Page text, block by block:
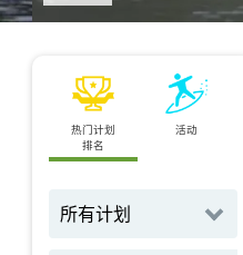
热门计划
排名
活动